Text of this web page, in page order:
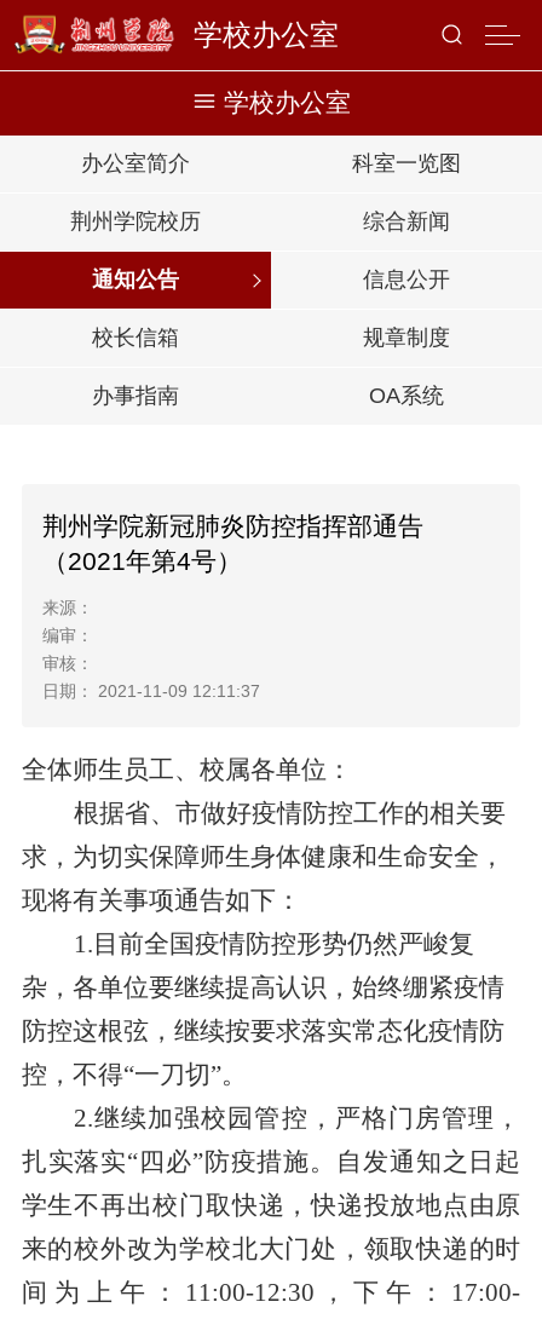
学校办公室
学校办公室
办公室简介 科室一览图
荆州学院校历 综合新闻
通知公告 信息公开
校长信箱 规章制度
办事指南 OA系统
荆州学院新冠肺炎防控指挥部通告
（2021年第4号）
来源：
编审：
审核：
日期： 2021-11-09 12:11:37
全体师生员工、校属各单位：
根据省、市做好疫情防控工作的相关要
求， 为切实保障师生身体健康和生命安全，
现将有关事项通告如下：
1.目前全国疫情防控形势仍然严峻复
杂， 各单位要继续提高认识，始终绷紧疫情
防控这根弦，继续按要求落实常态化疫情防
控，不得“一刀切”。
2.继续加强校园管控，严格门房管理，
扎实落实“四必”防疫措施。自发通知之日起
学生不再出校门取快递，快递投放地点由原
来的校外改为学校北大门处，领取快递的时
间为上午：
11:00-12:30，下午：17:00-